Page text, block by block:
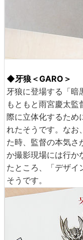
◆牙狼＜GARO＞
牙狼に登場する「暗
もともと雨宮慶太
際に立体化するため
れたそうです。なお
た時、監督の本気さ
か撮影現場には行か
たところ、「デザイ
そうです。